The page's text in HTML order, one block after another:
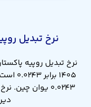
نرخ تبدیل
۰.۰۲۴۳ یوان
دیروز